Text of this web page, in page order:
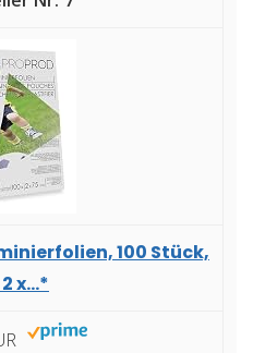
100 Stück,
x...*